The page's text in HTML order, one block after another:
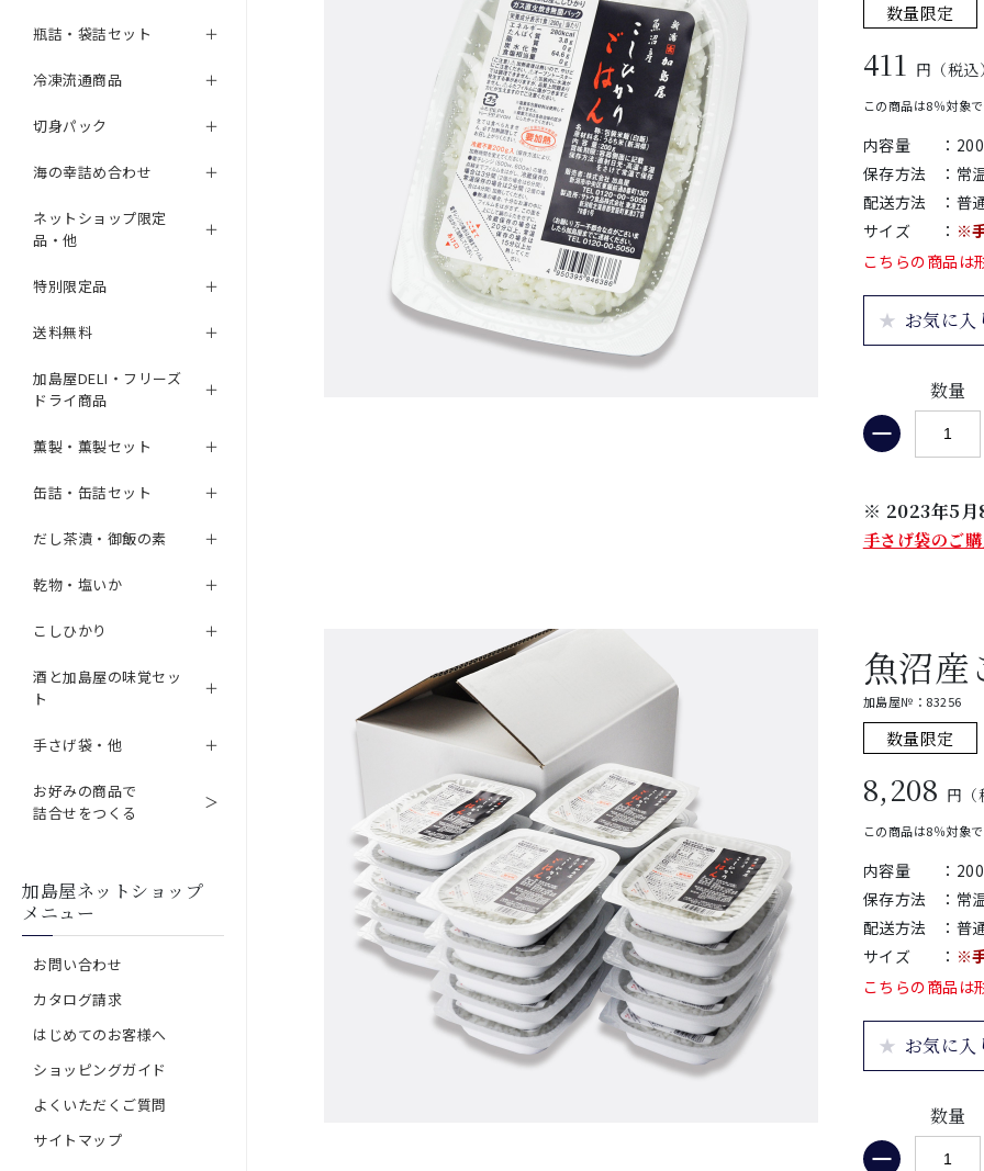
数量限定
411 円（税
この商品は8％対象
内容量 ：
保存方法
： 常
配送方法
： 普
サイズ
： ※
こちらの商品は
お気に入
数量
※ 2023年5月
手さげ袋のご
魚沼産
加島屋№：83256
数量限定
8,208 円（
この商品は8％対象
内容量 ：
保存方法
： 常
配送方法
： 普
サイズ
： ※
こちらの商品は
お気に入
数量
瓶詰・袋詰セット
冷凍流通商品
切身パック
海の幸詰め合わせ
ネットショップ限定
品・他
特別限定品
送料無料
加島屋DELI・フリーズ
ドライ商品
薫製・薫製セット
缶詰・缶詰セット
だし茶漬・御飯の素
乾物・塩いか
こしひかり
酒と加島屋の味覚セッ
ト
手さげ袋・他
お好みの商品で
詰合せをつくる
加島屋ネットショップ
メニュー
お問い合わせ
カタログ請求
はじめてのお客様へ
ショッピングガイド
よくいただくご質問
サイトマップ